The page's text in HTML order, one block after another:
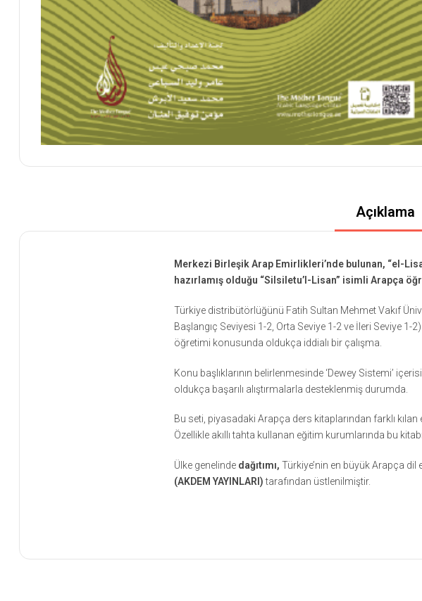
Açıklama
Merkezi Birleşik Arap Emirlikleri’nde bulunan, “el-
hazırlamış olduğu “Silsiletu’l-Lisan” isimli Arapça
Türkiye distribütörlüğünü Fatih Sultan Mehmet Vakıf
Başlangıç Seviyesi 1-2, Orta Seviye 1-2 ve İleri Seviye
öğretimi konusunda oldukça iddialı bir çalışma.
Konu başlıklarının belirlenmesinde ‘Dewey Sistemi’
oldukça başarılı alıştırmalarla desteklenmiş durumda.
Bu seti, piyasadaki Arapça ders kitaplarından farklı
Özellikle akıllı tahta kullanan eğitim kurumlarında bu
Ülke genelinde dağıtımı, Türkiye’nin en büyük Arapça dil
(AKDEM YAYINLARI)tarafından üstlenilmiştir.